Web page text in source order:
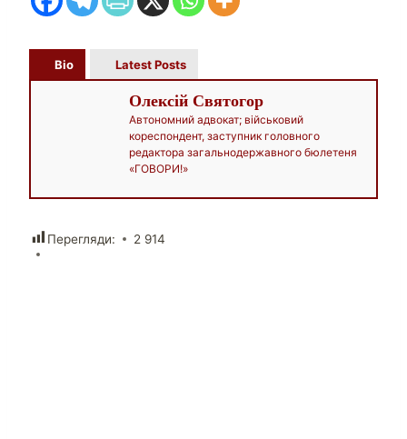
Bio Latest Posts
Олексій Святогор
Автономний адвокат; військовий
кореспондент, заступник головного
редактора загальнодержавного бюлетеня
«ГОВОРИ!»
Перегляди: 2 914